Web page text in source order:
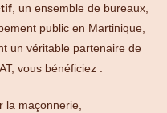
, un ensemble de bureaux,
public en Martinique,
un véritable partenaire de
vous bénéficiez :
la maçonnerie,